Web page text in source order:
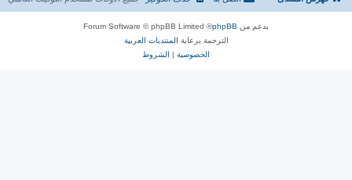
بدعم من phpBB
® Forum Software © phpBB Limited
الترجمة برعاية المنتديات العربية
الخصوصية | الشروط